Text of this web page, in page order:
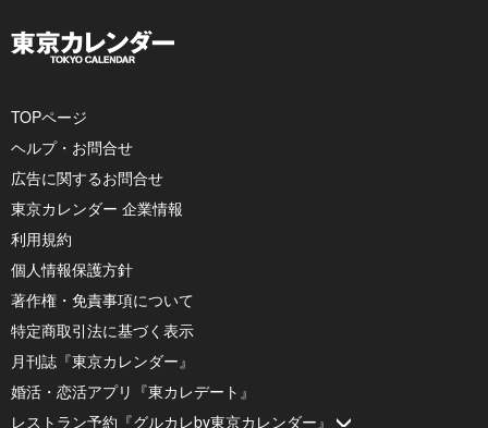
TOPページ
ヘルプ・お問合せ
広告に関するお問合せ
東京カレンダー 企業情報
利用規約
個人情報保護方針
著作権・免責事項について
特定商取引法に基づく表示
月刊誌『東京カレンダー』
婚活・恋活アプリ『東カレデート』
レストラン予約『グルカレby東京カレンダー』